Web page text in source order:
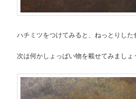
ハチミツをつけてみると、ねっとりした
次は何かしょっぱい物を載せてみましょ